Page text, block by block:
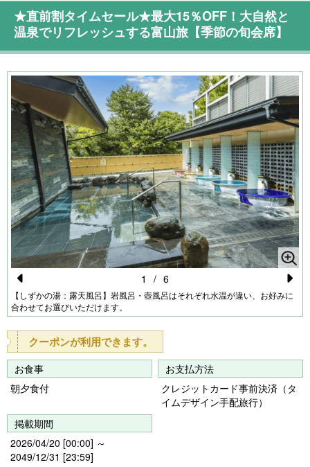
★直前割タイムセール★最大15％OFF！大自然と
温泉でリフレッシュする富山旅【季節の旬会席】
Pr
e
vi
o
u
s
【しずかの湯：露天風呂】岩風呂・壺風呂はそれぞれ水温が違い、お好みに
合わせてお選びいただけます。
N
e
1 / 6
クーポンが利用できます。
お食事
朝夕食付
お支払方法
クレジットカード事前決済（タ
イムデザイン手配旅行）
掲載期間
2026/04/20 [00:00] ～
2049/12/31 [23:59]